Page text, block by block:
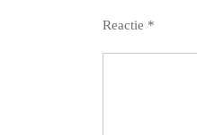
Reactie *